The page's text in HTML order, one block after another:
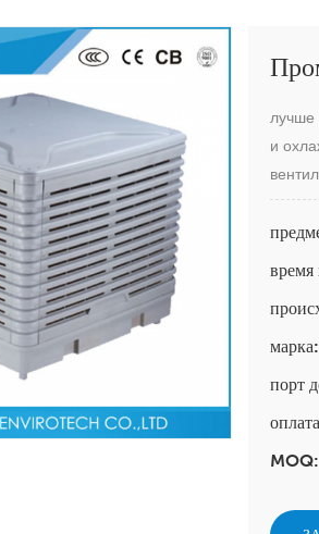
лучше
и
время
марка:
порт
MOQ: